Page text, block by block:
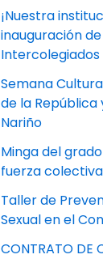
¡Nuestra
inauguración
Intercolegiados
Semana
de la República
Nariño
Minga del
fuerza
Taller de
Sexual en el
CONTRATO DE